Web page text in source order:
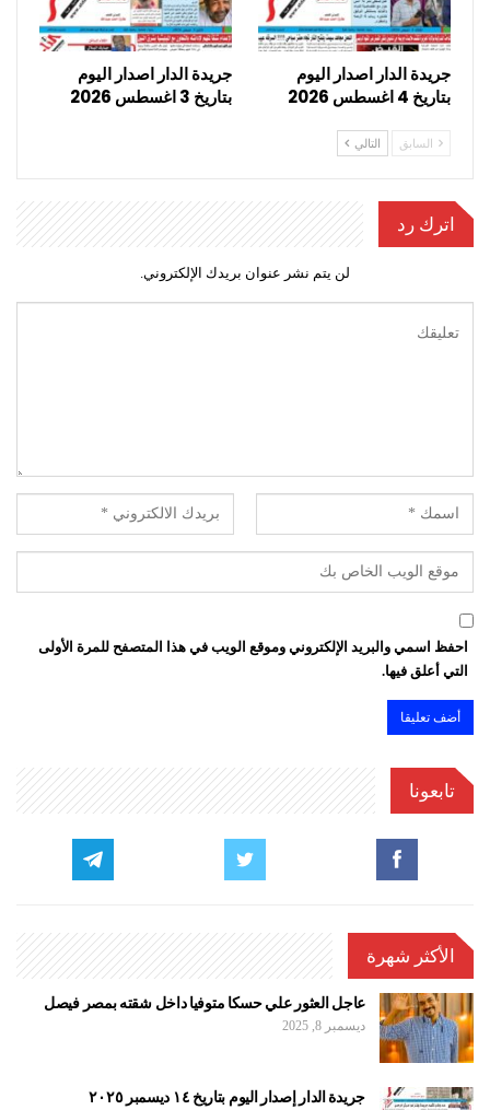
جريدة الدار اصدار اليوم
بتاريخ 4 اغسطس 2026
جريدة الدار اصدار اليوم
بتاريخ 3 اغسطس 2026
السابق التالي
اترك رد
لن يتم نشر عنوان بريدك الإلكتروني.
احفظ اسمي والبريد الإلكتروني وموقع الويب في هذا المتصفح للمرة الأولى
التي أعلق فيها.
تابعونا
الأكثر شهرة
عاجل العثور علي حسكا متوفيا داخل شقته بمصر فيصل
ديسمبر 8, 2025
جريدة الدار إصدار اليوم بتاريخ ١٤ ديسمبر ٢٠٢٥